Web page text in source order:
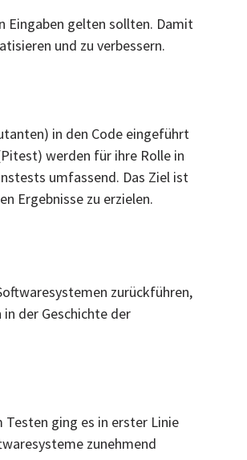
Eingaben gelten sollten. Damit
und zu verbessern.
in den Code eingeführt
werden für ihre Rolle in
umfassend. Das Ziel ist
Ergebnisse zu erzielen.
zurückführen,
der Geschichte der
ging es in erster Linie
zunehmend